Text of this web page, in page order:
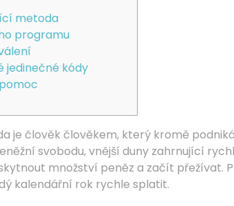
metoda
programu
jedinečné kódy
je člověk člověkem, který kromě
svobodu, vnější duny zahrnující
množství peněz a začít přežívat.
kalendářní rok rychle splatit.